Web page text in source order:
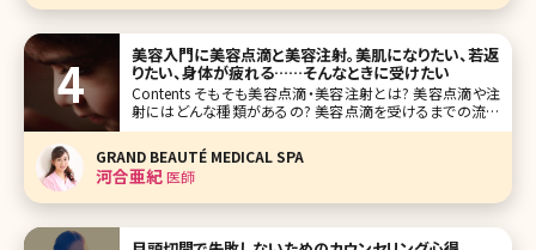
美容入門に美容点滴と美容注射。美肌になりたい、若返
りたい、身体が疲れる……そんなときに受けたい
Contents そもそも美容点滴・美容注射とは? 美容点滴や注
射にはどんな種類があるの? 美容点滴を受けるまでの流れ
を知りたい 美容点滴の価格は? おわりに 【監修医師からの
ワンポイント】美容点滴は即効性があり、お仕事や家事、育児
で疲れている女性の皆様の頼れる味方となる存在
GRAND BEAUTÉ MEDICAL SPA
河合亜紀医師